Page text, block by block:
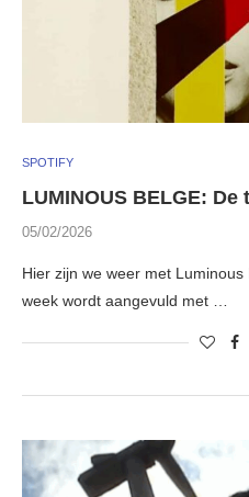
SPOTIFY
LUMINOUS BELGE:
05/02/2026
Hier zijn we weer met
week wordt aangevuld met …